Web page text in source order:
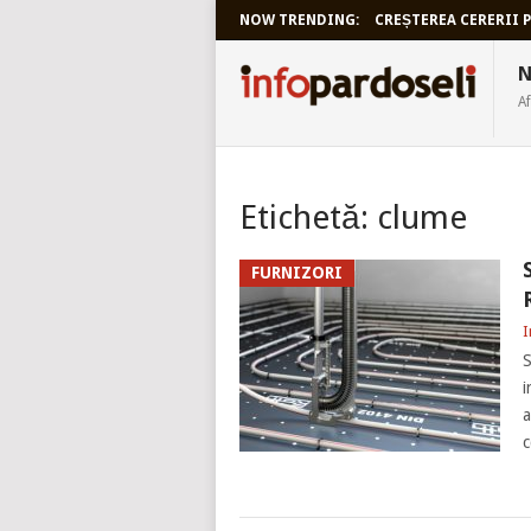
NOW TRENDING: CREȘTEREA CERERII
Etichetă: clume
FURNIZORI